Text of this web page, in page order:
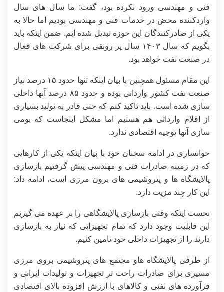
فنی و مهندسی ورود نکرده بود، گفت: ما سال های سال
واردکننده محض در خدمات فنی و مهندسی بودیم اما حالا به
یکی از صادرکنندگان این حوزه تبدیل شده ایم. ضمن اینکه باید
بگویم که سال ۱۴۰۳ سال پر رونقی برای شرکت های فعال
در صنعت نفت خواهد بود.
این مقام مسئول همچنین با بیان اینکه تنها حدود ۱۵ درصد نیاز
صنعت نفت کشور وارداتی بوده و حدود ۸۵ درصد آنها داخلی
سازی شده است. باید تاکید کنم که حتی قادر به تولید بسیاری
از اقلام وارداتی هم هستیم اما مشکل اینجاست که بومی
سازی آنها توجیه اقتصادی ندارد.
خوانساری در ادامه سخنان خود با بیان اینکه یکی از کارهایی
که در زمینه صادرات فنی و مهندسی پیش گرفتیم بازسازی
پالایشگاه ها و پتروشیمی های برون مرزی است، ادامه داد:
این کار چند مزیت دارد.
نخست اینکه وقتی بازسازی پالایشگاهی را بر عهده می گیریم
این قابلیت وجود دارد که تمام تجهیزاتی که نیاز به بازسازی
دارند را از تجهیزات داخلی خود تامین کنیم.
از طرفی پالایشگاه هاو مجتمع های پتروشیمی بروی مرزی
مسیری برای صادرات راحت تر تجهیزات و تولیدات ایرانی و
فرآورده های نفتی و کالاهای با ارزش افزوده بالای اقتصادی